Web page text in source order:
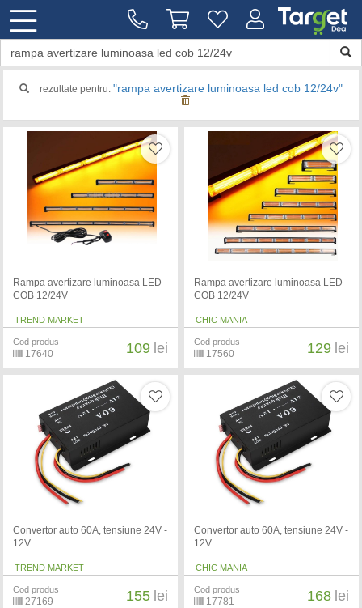
rezultate pentru: "rampa avertizare luminoasa led cob 12/24v"
Rampa avertizare luminoasa LED
COB 12/24V
TREND MARKET
Cod produs
17640 109 lei
Rampa avertizare luminoasa LED
COB 12/24V
CHIC MANIA
Cod produs
17560 129 lei
Convertor auto 60A, tensiune 24V -
12V
TREND MARKET
Cod produs
27169 155 lei
Convertor auto 60A, tensiune 24V -
12V
CHIC MANIA
Cod produs
17781 168 lei